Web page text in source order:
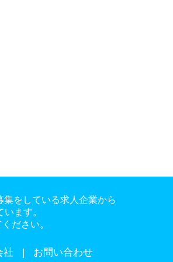
をしている求人企業から
ます。
ださい。
社 お問い合わせ